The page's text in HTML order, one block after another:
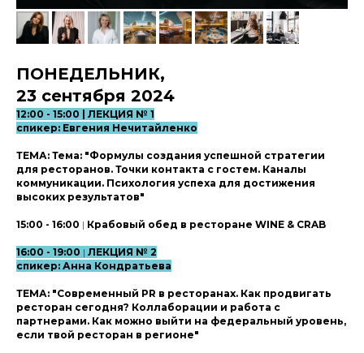
ПОНЕДЕЛЬНИК,
23 сентября 2024
12:00 - 15:00 | ЛЕКЦИЯ № 1
спикер: Евгения Нечитайленко
ТЕМА: Тема: "Формулы создания успешной стратегии
для ресторанов. Точки контакта с гостем. Каналы
коммуникации. Психология успеха для достижения
высоких результатов"
15:00 - 16:00 | Крабовый обед в ресторане WINE & CRAB
16:00 - 19:00 | ЛЕКЦИЯ № 2
спикер: Анна Кондратьева
ТЕМА: "Современный PR в ресторанах. Как продвигать
ресторан сегодня? Коллаборации и работа с
партнерами. Как можно выйти на федеральный уровень,
если твой ресторан в регионе"